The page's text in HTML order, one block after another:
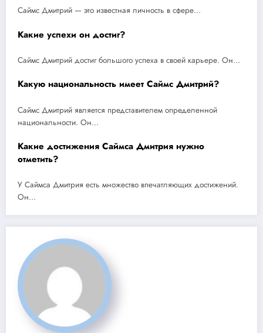
Саймс Дмитрий — это известная личность в сфере…
Какие успехи он достиг?
Саймс Дмитрий достиг большого успеха в своей карьере. Он…
Какую национальность имеет Саймс Дмитрий?
Саймс Дмитрий является представителем определенной
национальности. Он…
Какие достижения Саймса Дмитрия нужно
отметить?
У Саймса Дмитрия есть множество впечатляющих достижений.
Он…